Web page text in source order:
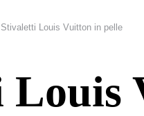
Stivaletti Louis Vuitton in pelle
Louis